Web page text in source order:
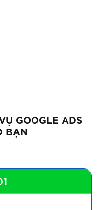
GOOGLE ADS
BẠN